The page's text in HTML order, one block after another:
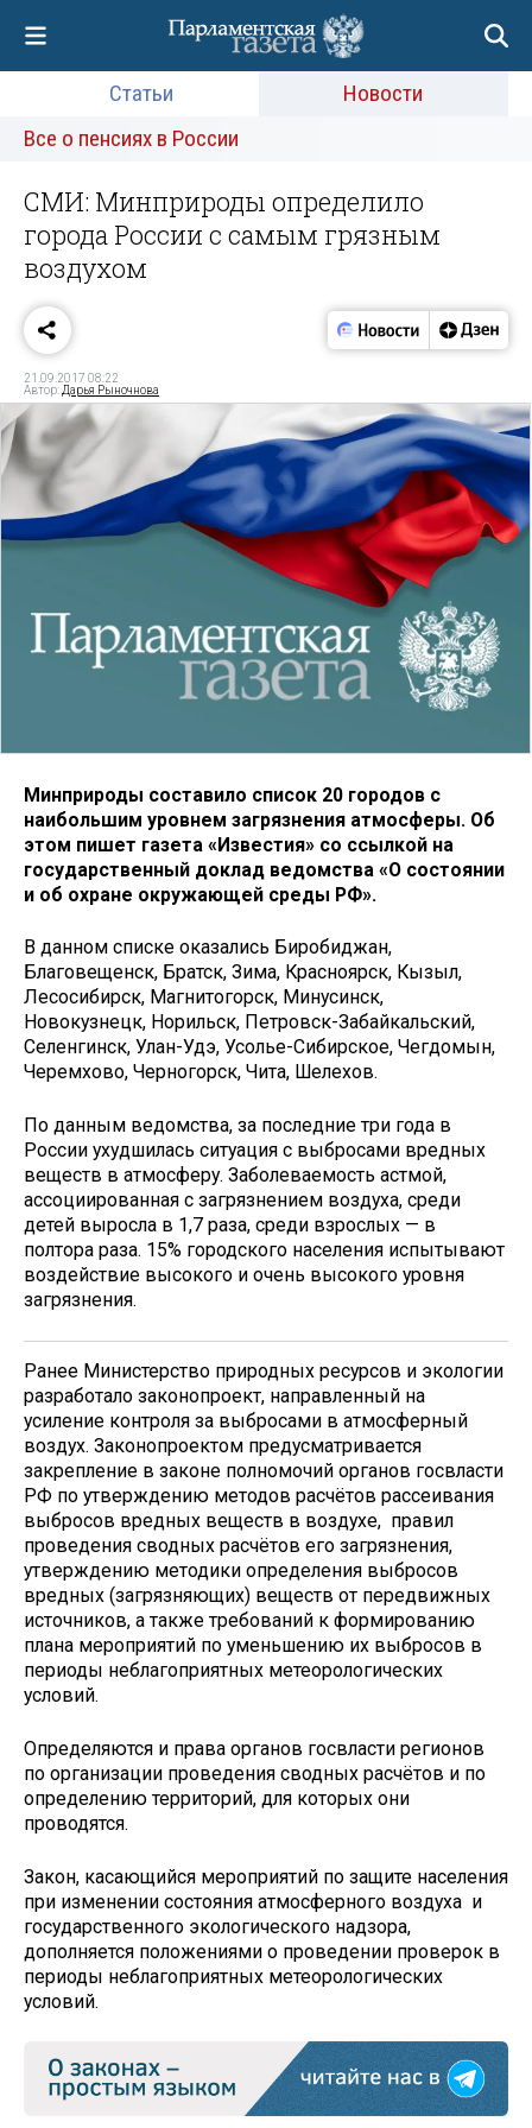
Статьи
Новости
Все о пенсиях в России
СМИ: Минприроды определило
города России с самым грязным
воздухом
21.09.2017 08:22
Автор: Дарья Рыночнова
Минприроды составило список 20 городов с
наибольшим уровнем загрязнения атмосферы. Об
этом пишет газета «Известия» со ссылкой на
государственный доклад ведомства «О состоянии
и об охране окружающей среды РФ».
В данном списке оказались Биробиджан,
Благовещенск, Братск, Зима, Красноярск, Кызыл,
Лесосибирск, Магнитогорск, Минусинск,
Новокузнецк, Норильск, Петровск-Забайкальский,
Селенгинск, Улан-Удэ, Усолье-Сибирское, Чегдомын,
Черемхово, Черногорск, Чита, Шелехов.
По данным ведомства, за последние три года в
России ухудшилась ситуация с выбросами вредных
веществ в атмосферу. Заболеваемость астмой,
ассоциированная с загрязнением воздуха, среди
детей выросла в 1,7 раза, среди взрослых — в
полтора раза. 15% городского населения испытывают
воздействие высокого и очень высокого уровня
загрязнения.
Ранее Министерство природных ресурсов и экологии
разработало законопроект, направленный на
усиление контроля за выбросами в атмосферный
воздух. Законопроектом предусматривается
закрепление в законе полномочий органов госвласти
РФ по утверждению методов расчётов рассеивания
выбросов вредных веществ в воздухе, правил
проведения сводных расчётов его загрязнения,
утверждению методики определения выбросов
вредных (загрязняющих) веществ от передвижных
источников, а также требований к формированию
плана мероприятий по уменьшению их выбросов в
периоды неблагоприятных метеорологических
условий.
Определяются и права органов госвласти регионов
по организации проведения сводных расчётов и по
определению территорий, для которых они
проводятся.
Закон, касающийся мероприятий по защите населения
при изменении состояния атмосферного воздуха и
государственного экологического надзора,
дополняется положениями о проведении проверок в
периоды неблагоприятных метеорологических
условий.